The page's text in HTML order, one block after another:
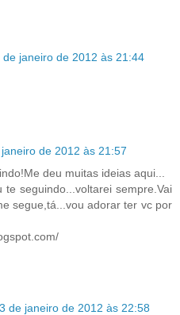
de janeiro de 2012 às 21:44
de 2012 às 21:57
deu muitas ideias aqui...
seguindo...voltarei sempre.Vai
segue,tá...vou adorar ter vc por
de janeiro de 2012 às 22:58